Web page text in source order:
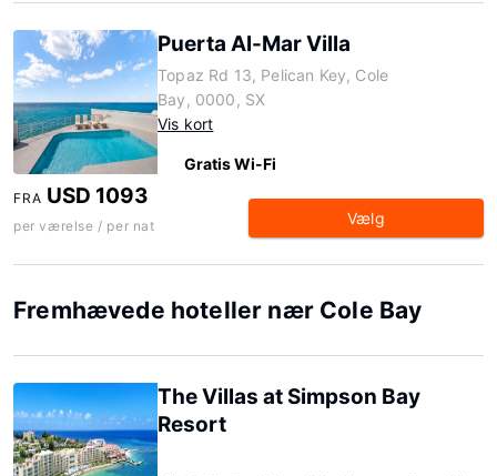
Puerta Al-Mar Villa
Topaz Rd 13, Pelican Key, Cole
Bay, 0000, SX
Vis kort
Gratis Wi-Fi
FRA USD 1093
per værelse / per nat Vælg
Fremhævede hoteller nær Cole Bay
The Villas at Simpson Bay
Resort